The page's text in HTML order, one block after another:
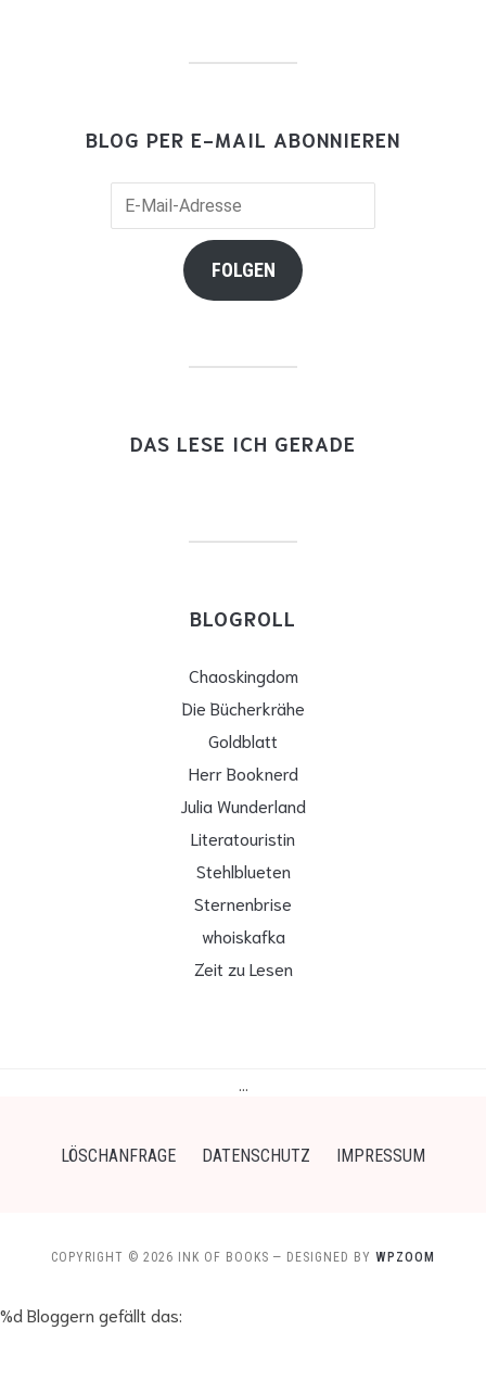
BLOG PER E-MAIL ABONNIEREN
FOLGEN
DAS LESE ICH GERADE
BLOGROLL
Chaoskingdom
Die Bücherkrähe
Goldblatt
Herr Booknerd
Julia Wunderland
Literatouristin
Stehlblueten
Sternenbrise
whoiskafka
Zeit zu Lesen
LÖSCHANFRAGE DATENSCHUTZ IMPRESSUM
COPYRIGHT © 2026 INK OF BOOKS — DESIGNED BY WPZOOM
%d Bloggern gefällt das: